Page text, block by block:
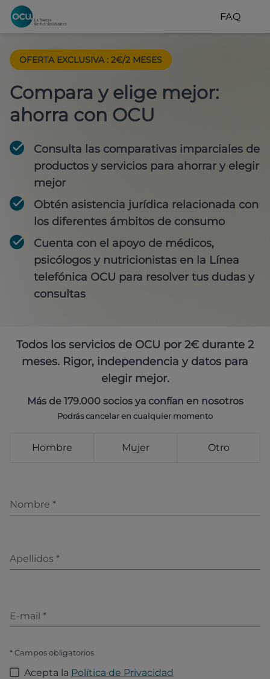
FAQ
OFERTA EXCLUSIVA : 2€/2 MESES
Compara y elige mejor:
ahorra con OCU
Consulta las comparativas imparciales de
productos y servicios para ahorrar y elegir
mejor
Obtén asistencia jurídica relacionada con
los diferentes ámbitos de consumo
Cuenta con el apoyo de médicos,
psicólogos y nutricionistas en la Línea
telefónica OCU para resolver tus dudas y
consultas
Todos los servicios de OCU por 2€ durante 2
meses. Rigor, independencia y datos para
elegir mejor.
Más de 179.000 socios ya confían en nosotros
Podrás cancelar en cualquier momento
Hombre Mujer Otro
Nombre *
Apellidos *
E-mail *
* Campos obligatorios
Acepta la Política de Privacidad